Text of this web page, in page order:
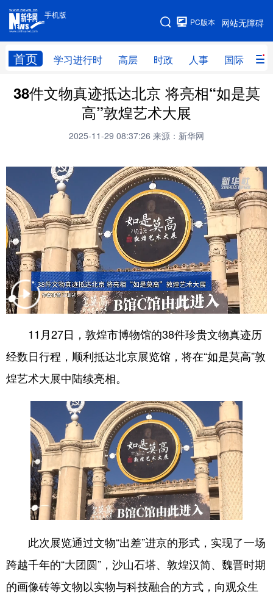
手机版
网站无障碍
PC版本
首页 学习进行时 高层 时政 人事 国际 财
手机版
网站地图
学习进行时 高层 时政 人事
财经 网评
思客智库 全球连线
科技 科普 体育 文化
军事 访谈 视频
图片 中央文件 金融 汽车
食品 人居 信息化 乡村振兴
溯源中国 城市 旅游 能源
会展 彩票 娱乐 时尚
北京 天津 河北 山西
辽宁 吉林 上海 江苏
浙江 安徽 福建 江西
山东 河南 湖北 湖南
四川 贵州 云南 西藏
38件文物真迹抵达北京 将亮相“如是莫
高”敦煌艺术大展
2025-11-29 08:37:26 来源：新华网
11月27日，敦煌市博物馆的38件珍贵文物真迹历
经数日行程，顺利抵达北京展览馆，将在“如是莫高”敦
煌艺术大展中陆续亮相。
此次展览通过文物“出差”进京的形式，实现了一场
跨越千年的“大团圆”，沙山石塔、敦煌汉简、魏晋时期
的画像砖等文物以实物与科技融合的方式，向观众生